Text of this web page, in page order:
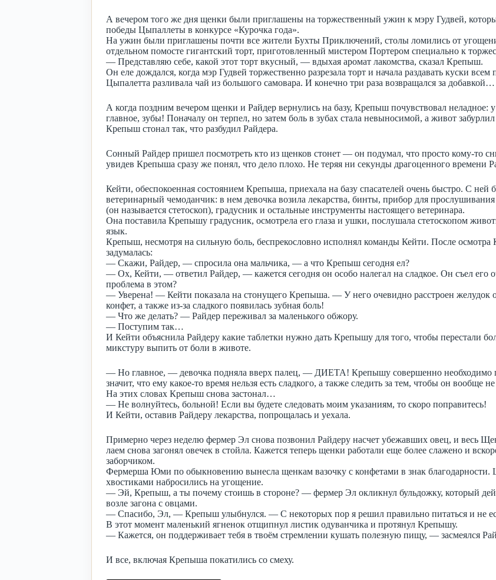
А вечером того же дня щенки были приглашены на торжественный ужин к мэру Гудвей,
победы Цыпаллеты в конкурсе «Курочка года».
На ужин были приглашены почти все жители Бухты Приключений, столы ломились от
отдельном помосте гигантский торт, приготовленный мистером Портером специально к
— Представляю себе, какой этот торт вкусный, — вдыхая аромат лакомства, сказал Крепыш.
Он еле дождался, когда мэр Гудвей торжественно разрезала торт и начала раздавать куски
Цыпалетта разливала чай из большого самовара. И конечно три раза возвращался за добавкой…
А когда поздним вечером щенки и Райдер вернулись на базу, Крепыш почувствовал неладное:
главное, зубы! Поначалу он терпел, но затем боль в зубах стала невыносимой, а живот
Крепыш стонал так, что разбудил Райдера.
Сонный Райдер пришел посмотреть кто из щенков стонет — он подумал, что просто кому-то
увидев Крепыша сразу же понял, что дело плохо. Не теряя ни секунды драгоценного времени
Кейти, обеспокоенная состоянием Крепыша, приехала на базу спасателей очень быстро. С ней
ветеринарный чемоданчик: в нем девочка возила лекарства, бинты, прибор для
(он называется стетоскоп), градусник и остальные инструменты настоящего ветеринара.
Она поставила Крепышу градусник, осмотрела его глаза и ушки, послушала стетоскопом
язык.
Крепыш, несмотря на сильную боль, беспрекословно исполнял команды Кейти. После осмотра
задумалась:
— Скажи, Райдер, — спросила она мальчика, — а что Крепыш сегодня ел?
— Ох, Кейти, — ответил Райдер, — кажется сегодня он особо налегал на сладкое. Он съел его
проблема в этом?
— Уверена! — Кейти показала на стонущего Крепыша. — У него очевидно расстроен желудок
конфет, а также из-за сладкого появилась зубная боль!
— Что же делать? — Райдер переживал за маленького обжору.
— Поступим так…
И Кейти объяснила Райдеру какие таблетки нужно дать Крепышу для того, чтобы перестали
микстуру выпить от боли в животе.
— Но главное, — девочка подняла вверх палец, — ДИЕТА! Крепышу совершенно необходимо
значит, что ему какое-то время нельзя есть сладкого, а также следить за тем, чтобы он вообще
На этих словах Крепыш снова застонал…
— Не волнуйтесь, больной! Если вы будете следовать моим указаниям, то скоро поправитесь!
И Кейти, оставив Райдеру лекарства, попрощалась и уехала.
Примерно через неделю фермер Эл снова позвонил Райдеру насчет убежавших овец, и весь
лаем снова загонял овечек в стойла. Кажется теперь щенки работали еще более слажено и
заборчиком.
Фермерша Юми по обыкновению вынесла щенкам вазочку с конфетами в знак благодарности.
хвостиками набросились на угощение.
— Эй, Крепыш, а ты почему стоишь в стороне? — фермер Эл окликнул бульдожку, который
возле загона с овцами.
— Спасибо, Эл, — Крепыш улыбнулся. — С некоторых пор я решил правильно питаться и не
В этот момент маленький ягненок отщипнул листик одуванчика и протянул Крепышу.
— Кажется, он поддерживает тебя в твоём стремлении кушать полезную пищу, — засмеялся
И все, включая Крепыша покатились со смеху.